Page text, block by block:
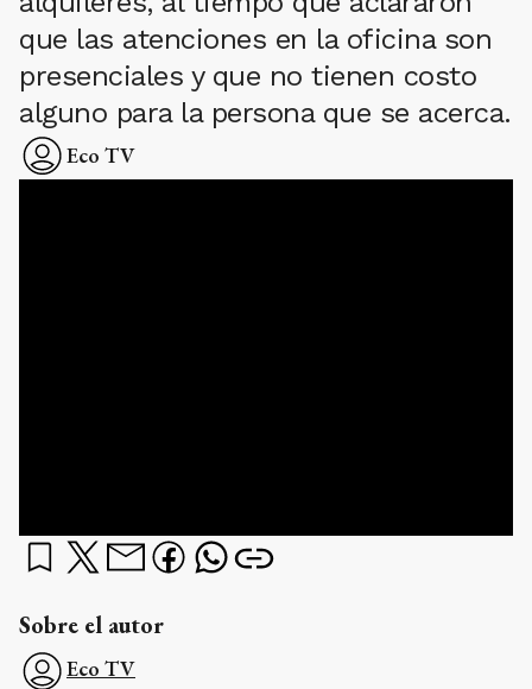
que las atenciones en la oficina son
presenciales y que no tienen costo
alguno para la persona que se acerca.
Eco TV
Sobre el autor
Eco TV